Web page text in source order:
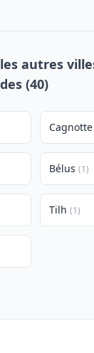
autres
(40)
Cagnotte
Bélus (1)
Tilh (1)